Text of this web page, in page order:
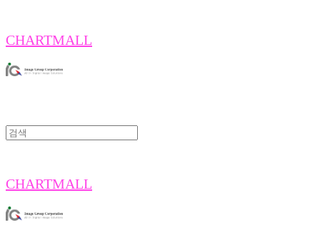
CHARTMALL
CHARTMALL